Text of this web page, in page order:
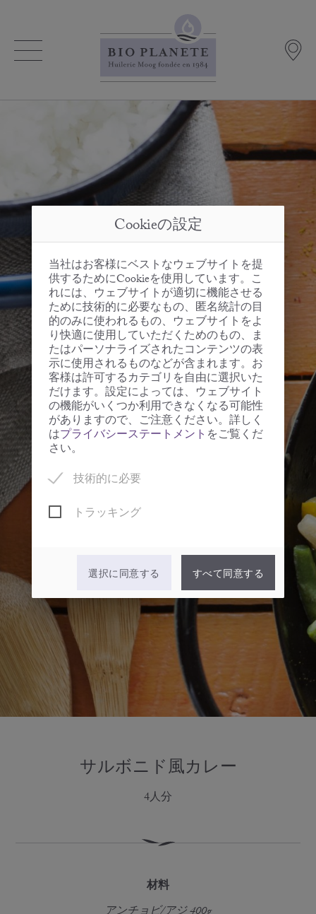
Cookieの設定
当社はお客様にベストなウェブサイトを提
供するためにCookieを使用しています。こ
れには、ウェブサイトが適切に機能させる
ために技術的に必要なもの、匿名統計の目
的のみに使われるもの、ウェブサイトをよ
り快適に使用していただくためのもの、ま
たはパーソナライズされたコンテンツの表
示に使用されるものなどが含まれます。お
客様は許可するカテゴリを自由に選択いた
だけます。設定によっては、ウェブサイト
の機能がいくつか利用できなくなる可能性
がありますので、ご注意ください。詳しく
はプライバシーステートメント をご覧くだ
さい。
技術的に必要
トラッキング
選択に同意する すべて同意する
サルボニド風カレー
4人分
材料